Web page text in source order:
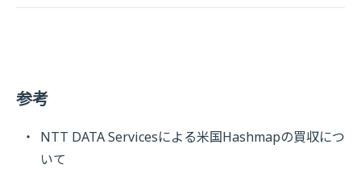
参考
NTT DATA Servicesによる米国Hashmapの買収につ
いて